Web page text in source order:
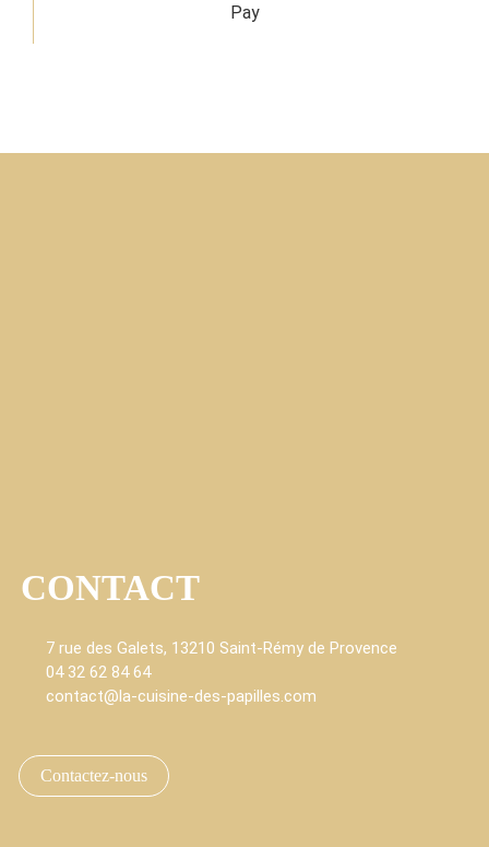
Pay
CONTACT
7 rue des Galets, 13210 Saint-Rémy de Provence
04 32 62 84 64
contact@la-cuisine-des-papilles.com
Contactez-nous